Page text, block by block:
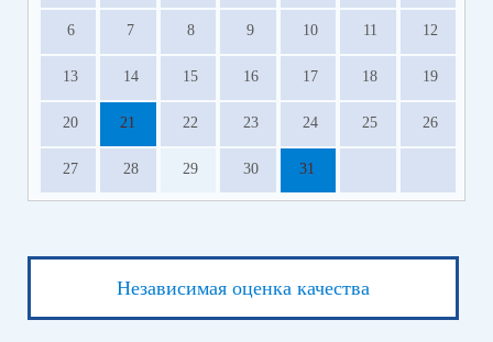
6 7 8 9 10 11 12
13 14 15 16 17 18 19
20 21 22 23 24 25 26
27 28 29 30 31
Независимая оценка качества